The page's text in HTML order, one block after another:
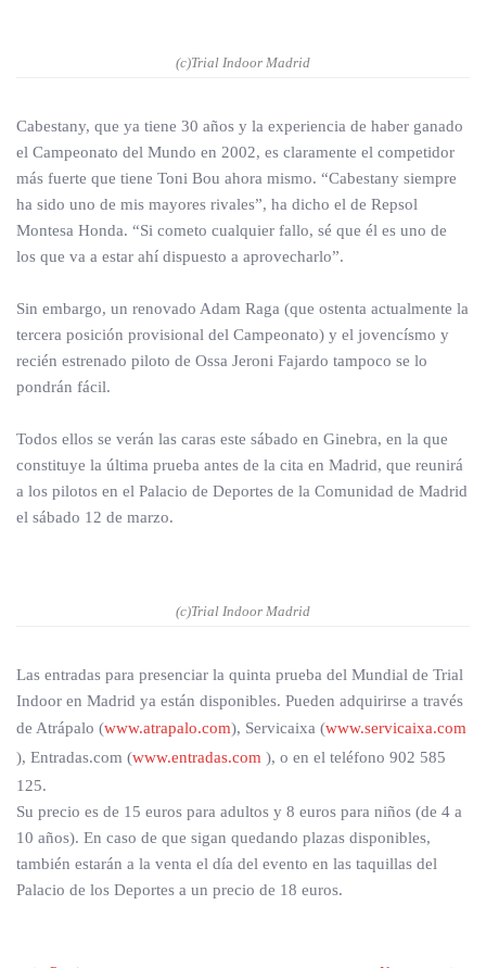
(c)Trial Indoor Madrid
Cabestany, que ya tiene 30 años y la experiencia de haber ganado
el Campeonato del Mundo en 2002, es claramente el competidor
más fuerte que tiene Toni Bou ahora mismo. “Cabestany siempre
ha sido uno de mis mayores rivales”, ha dicho el de Repsol
Montesa Honda. “Si cometo cualquier fallo, sé que él es uno de
los que va a estar ahí dispuesto a aprovecharlo”.
Sin embargo, un renovado Adam Raga (que ostenta actualmente la
tercera posición provisional del Campeonato) y el jovencísmo y
recién estrenado piloto de Ossa Jeroni Fajardo tampoco se lo
pondrán fácil.
Todos ellos se verán las caras este sábado en Ginebra, en la que
constituye la última prueba antes de la cita en Madrid, que reunirá
a los pilotos en el Palacio de Deportes de la Comunidad de Madrid
el sábado 12 de marzo.
(c)Trial Indoor Madrid
Las entradas para presenciar la quinta prueba del Mundial de Trial
Indoor en Madrid ya están disponibles. Pueden adquirirse a través
de Atrápalo (www.atrapalo.com), Servicaixa (www.servicaixa.com
), Entradas.com (www.entradas.com ), o en el teléfono 902 585
125.
Su precio es de 15 euros para adultos y 8 euros para niños (de 4 a
10 años). En caso de que sigan quedando plazas disponibles,
también estarán a la venta el día del evento en las taquillas del
Palacio de los Deportes a un precio de 18 euros.